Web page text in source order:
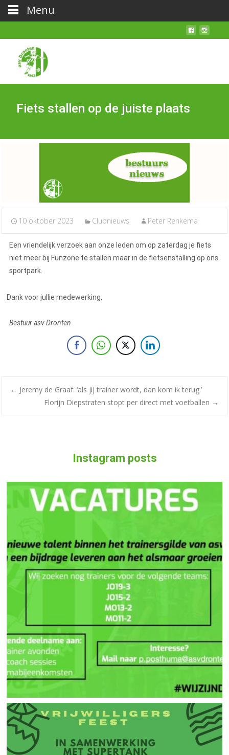
Fiets stallen op de juiste plaats
10 oktober 2023 Clubnieuws Peter Renkema
Een vriendelijk verzoek aan onze leden om op zaterdag je fiets
niet meer bij Funzone te stallen maar in de fietsenstalling op ons
sportpark.
Dank voor jullie medewerking,
Bestuur asv Dronten
← Jeremy de Graaf: ‘als jij trainer wordt, dan kom ik terug.’
Florijn Diepstraten stopt per direct met voetballen →
Instagram posts
Menu